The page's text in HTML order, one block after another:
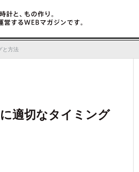
スト
と方法
適切なタイミング